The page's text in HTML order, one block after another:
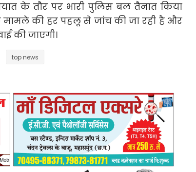
के तौर पर भारी पुलिस बल तैनात किया
मामले की हर पहलू से जांच की जा रही है और
की जाएगी।
top news